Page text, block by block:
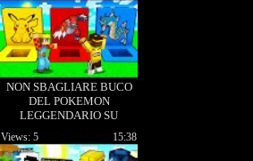
NON SBAGLIARE BUCO
DEL POKEMON
LEGGENDARIO SU
MINECRAFT - ITA
15:38
Views: 5